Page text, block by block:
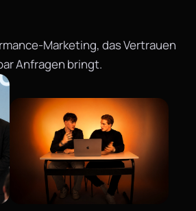
Marketing, das Vertrauen
Anfragen bringt.